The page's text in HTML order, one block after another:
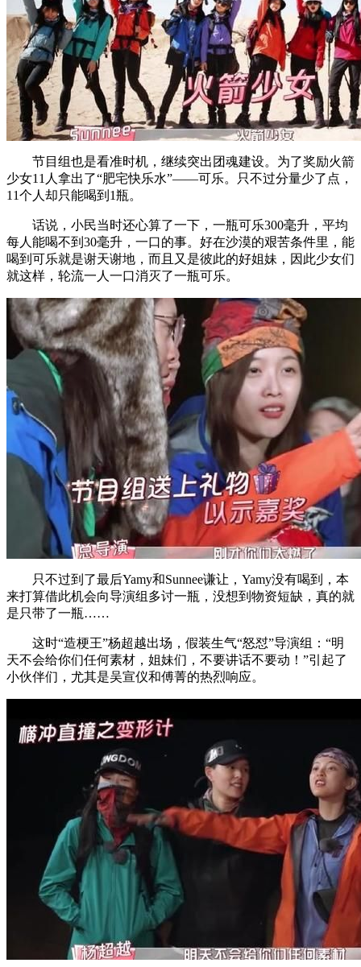
节目组也是看准时机，继续突出团魂建设。为了奖励火箭
少女11人拿出了“肥宅快乐水”——可乐。只不过分量少了点，
11个人却只能喝到1瓶。
话说，小民当时还心算了一下，一瓶可乐300毫升，平均
每人能喝不到30毫升，一口的事。好在沙漠的艰苦条件里，能
喝到可乐就是谢天谢地，而且又是彼此的好姐妹，因此少女们
就这样，轮流一人一口消灭了一瓶可乐。
只不过到了最后Yamy和Sunnee谦让，Yamy没有喝到，本
来打算借此机会向导演组多讨一瓶，没想到物资短缺，真的就
是只带了一瓶……
这时“造梗王”杨超越出场，假装生气“怒怼”导演组：“明
天不会给你们任何素材，姐妹们，不要讲话不要动！”引起了
小伙伴们，尤其是吴宣仪和傅菁的热烈响应。